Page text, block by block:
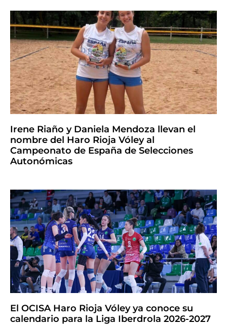
Irene Riaño y Daniela Mendoza llevan el
nombre del Haro Rioja Vóley al
Campeonato de España de Selecciones
Autonómicas
El OCISA Haro Rioja Vóley ya conoce su
calendario para la Liga Iberdrola 2026-2027